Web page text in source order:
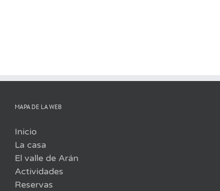
MAPA DE LA WEB
Inicio
La casa
El valle de Arán
Actividades
Reservas